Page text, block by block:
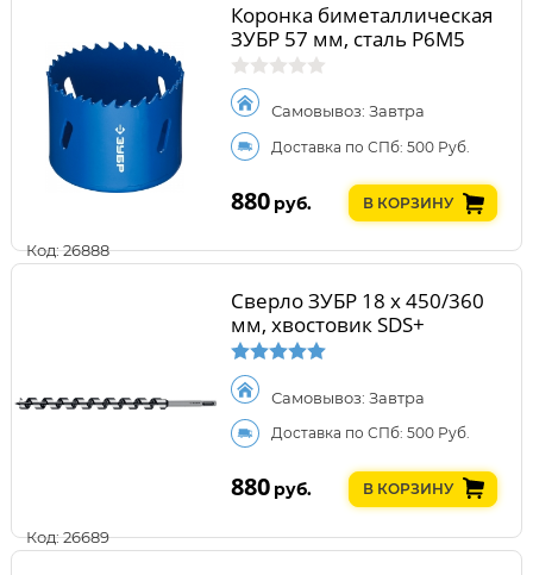
Код: 26888
Коронка биметаллическая
ЗУБР 57 мм, сталь Р6М5
Самовывоз: Завтра
Доставка по СПб: 500 Руб.
880 руб. В КОРЗИНУ
Код: 26689
Сверло ЗУБР 18 x 450/360
мм, хвостовик SDS+
Самовывоз: Завтра
Доставка по СПб: 500 Руб.
880 руб. В КОРЗИНУ